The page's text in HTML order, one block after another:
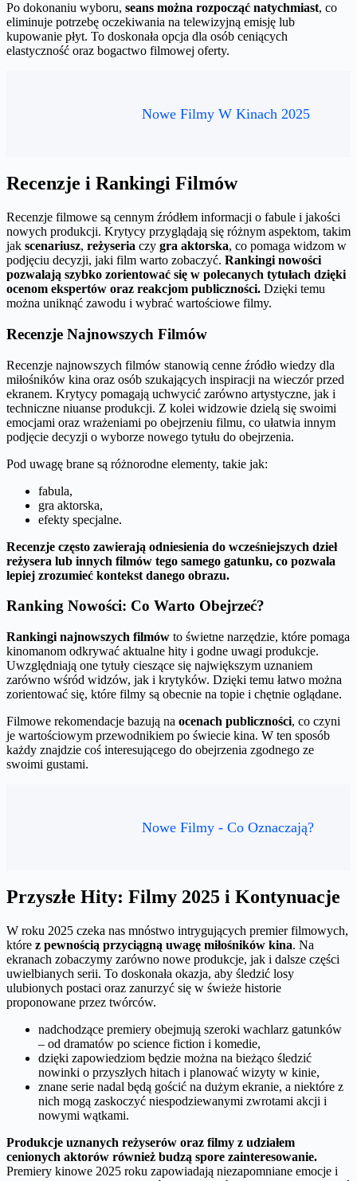
Po dokonaniu wyboru, seans można rozpocząć natychmiast, co
eliminuje potrzebę oczekiwania na telewizyjną emisję lub
kupowanie płyt. To doskonała opcja dla osób ceniących
elastyczność oraz bogactwo filmowej oferty.
Nowe Filmy W Kinach 2025
Recenzje i Rankingi Filmów
Recenzje filmowe są cennym źródłem informacji o fabule i jakości
nowych produkcji. Krytycy przyglądają się różnym aspektom, takim
jak scenariusz, reżyseria czy gra aktorska, co pomaga widzom w
podjęciu decyzji, jaki film warto zobaczyć. Rankingi nowości
pozwalają szybko zorientować się w polecanych tytułach dzięki
ocenom ekspertów oraz reakcjom publiczności. Dzięki temu
można uniknąć zawodu i wybrać wartościowe filmy.
Recenzje Najnowszych Filmów
Recenzje najnowszych filmów stanowią cenne źródło wiedzy dla
miłośników kina oraz osób szukających inspiracji na wieczór przed
ekranem. Krytycy pomagają uchwycić zarówno artystyczne, jak i
techniczne niuanse produkcji. Z kolei widzowie dzielą się swoimi
emocjami oraz wrażeniami po obejrzeniu filmu, co ułatwia innym
podjęcie decyzji o wyborze nowego tytułu do obejrzenia.
Pod uwagę brane są różnorodne elementy, takie jak:
fabula,
gra aktorska,
efekty specjalne.
Recenzje często zawierają odniesienia do wcześniejszych dzieł
reżysera lub innych filmów tego samego gatunku, co pozwala
lepiej zrozumieć kontekst danego obrazu.
Ranking Nowości: Co Warto Obejrzeć?
Rankingi najnowszych filmów to świetne narzędzie, które pomaga
kinomanom odkrywać aktualne hity i godne uwagi produkcje.
Uwzględniają one tytuły cieszące się największym uznaniem
zarówno wśród widzów, jak i krytyków. Dzięki temu łatwo można
zorientować się, które filmy są obecnie na topie i chętnie oglądane.
Filmowe rekomendacje bazują na ocenach publiczności, co czyni
je wartościowym przewodnikiem po świecie kina. W ten sposób
każdy znajdzie coś interesującego do obejrzenia zgodnego ze
swoimi gustami.
Nowe Filmy - Co Oznaczają?
Przyszłe Hity: Filmy 2025 i Kontynuacje
W roku 2025 czeka nas mnóstwo intrygujących premier filmowych,
które z pewnością przyciągną uwagę miłośników kina. Na
ekranach zobaczymy zarówno nowe produkcje, jak i dalsze części
uwielbianych serii. To doskonała okazja, aby śledzić losy
ulubionych postaci oraz zanurzyć się w świeże historie
proponowane przez twórców.
nadchodzące premiery obejmują szeroki wachlarz gatunków
– od dramatów po science fiction i komedie,
dzięki zapowiedziom będzie można na bieżąco śledzić
nowinki o przyszłych hitach i planować wizyty w kinie,
znane serie nadal będą gościć na dużym ekranie, a niektóre z
nich mogą zaskoczyć niespodziewanymi zwrotami akcji i
nowymi wątkami.
Produkcje uznanych reżyserów oraz filmy z udziałem
cenionych aktorów również budzą spore zainteresowanie.
Premiery kinowe 2025 roku zapowiadają niezapomniane emocje i